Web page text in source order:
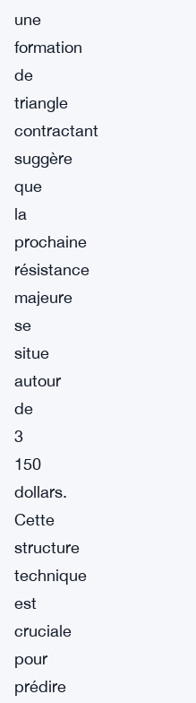
une
formation
de
triangle
contractant
suggère
que
la
prochaine
résistance
majeure
se
situe
autour
de
3
150
dollars.
Cette
structure
technique
est
cruciale
pour
prédire